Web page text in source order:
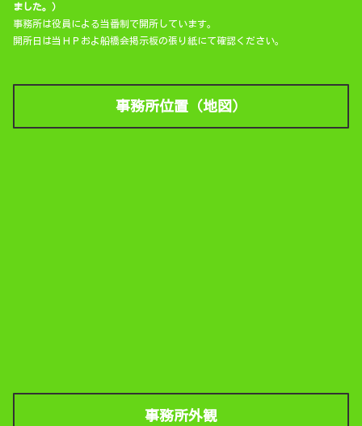
ました。）
事務所は役員による当番制で開所しています。
開所日は当ＨＰおよ船橋会掲示板の張り紙にて確認ください。
事務所位置（地図）
事務所外観